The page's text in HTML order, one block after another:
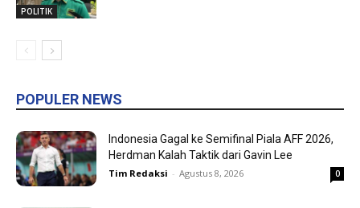
POLITIK
POPULER NEWS
Indonesia Gagal ke Semifinal Piala AFF 2026,
Herdman Kalah Taktik dari Gavin Lee
Tim Redaksi - Agustus 8, 2026 0